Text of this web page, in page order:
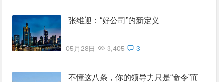
张维迎：“好公司”的新定义
05月28日 3,405 3
不懂这八条，你的领导力只是“命令”而